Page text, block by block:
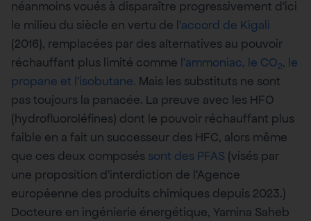
néanmoins voués à disparaître progressivement d’ici
le milieu du siècle en vertu de l’accord de Kigali
(2016), remplacées par des alternatives au pouvoir
réchauffant plus limité comme l’ammoniac, le CO2, le
propane et l’isobutane. Mais les substituts ne sont
pas toujours la panacée. La preuve avec les HFO
(hydrofluoroléfines) dont le pouvoir réchauffant plus
faible en a fait un successeur des HFC, alors même
que ces deux composés sont des PFAS (visés par
une proposition d’interdiction de l’Agence
européenne des produits chimiques depuis 2023.)
Docteure en ingénierie énergétique, Yamina Saheb